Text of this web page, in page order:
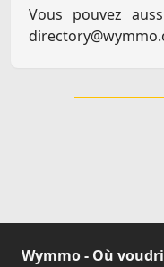
Vous pouvez
Wymmo - Où